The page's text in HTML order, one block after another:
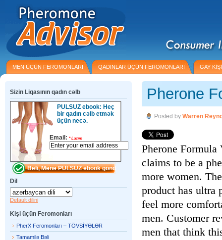
MEN ÜÇÜN FEROMONLARI QADINLAR ÜÇÜN FEROMONLARI GAY KİŞİ
Pherone
Posted by Warren
Pherone
claims to be a
more women.
product has ultra
feel more
men. Customer
men that think
Sizin Liqasının qadın cəlb
PULSUZ ebook: Heç
bir qadın cəlb etmək
üçün necə.
Email: *Lazım
Dil
Default dilini
Kişi üçün Feromonları
PherX Feromonları – TÖVSİYƏLƏR
Tamamilə Bəli